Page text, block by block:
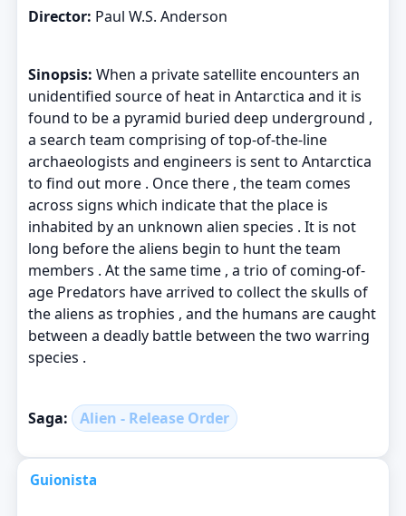
Director: Paul W.S. Anderson
Sinopsis: When a private satellite encounters an
unidentified source of heat in Antarctica and it is
found to be a pyramid buried deep underground ,
a search team comprising of top-of-the-line
archaeologists and engineers is sent to Antarctica
to find out more . Once there , the team comes
across signs which indicate that the place is
inhabited by an unknown alien species . It is not
long before the aliens begin to hunt the team
members . At the same time , a trio of coming-of-
age Predators have arrived to collect the skulls of
the aliens as trophies , and the humans are caught
between a deadly battle between the two warring
species .
Saga: Alien - Release Order
Guionista